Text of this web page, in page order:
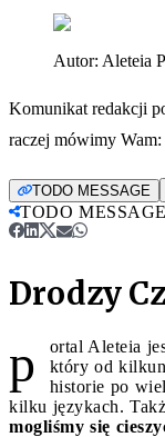
Autor: Aleteia
Komunikat redakcji
raczej mówimy
TODO MESSAGE
TODO MESSAGE
Drodzy
p
ortal Aleteia
który od
historie po
kilku językach.
mogliśmy się